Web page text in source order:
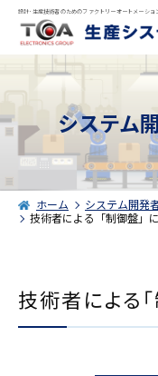
設計･生産技術者のためのファクトリーオートメーシ
システム
ホーム
システム開発
技術者による「制御盤」
技術者による